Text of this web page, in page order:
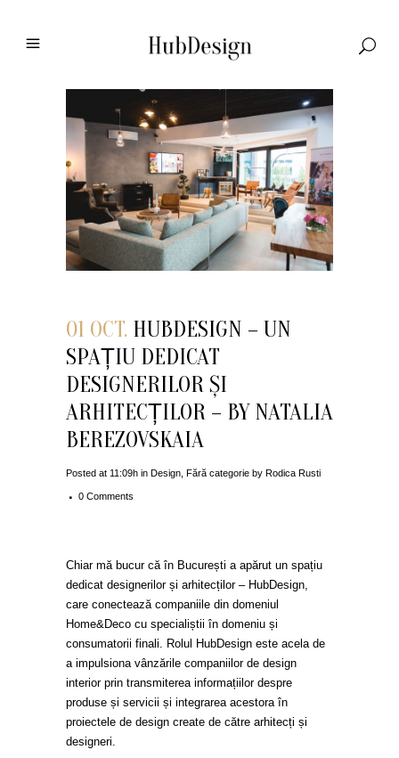
01 OCT. HUBDESIGN – UN
SPAȚIU DEDICAT
DESIGNERILOR ȘI
ARHITECȚILOR – BY NATALIA
BEREZOVSKAIA
Posted at 11:09h in Design Fără categorie by Rodica Rusti
0 Comments
Chiar mă bucur că în București a apărut un spațiu
dedicat designerilor și arhitecților – HubDesign,
care conectează companiile din domeniul
Home&Deco cu specialiștii în domeniu și
consumatorii finali. Rolul HubDesign este acela de
a impulsiona vânzările companiilor de design
interior prin transmiterea informațiilor despre
produse și servicii și integrarea acestora în
proiectele de design create de către arhitecți și
designeri.